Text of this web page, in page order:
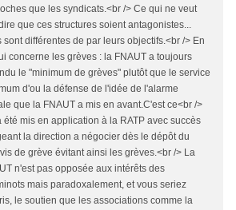
que les syndicats.<br /> Ce qui ne veut
que ces structures soient antagonistes...
sont différentes de par leurs objectifs.<br /> En
concerne les grèves : la FNAUT a toujours
le "minimum de grèves" plutôt que le service
d'ou la défense de l'idée de l'alarme
que la FNAUT a mis en avant.C'est ce<br />
été mis en application à la RATP avec succès
la direction a négocier dès le dépôt du
de grève évitant ainsi les grèves.<br /> La
n'est pas opposée aux intérêts des
mais paradoxalement, et vous seriez
le soutien que les associations comme la